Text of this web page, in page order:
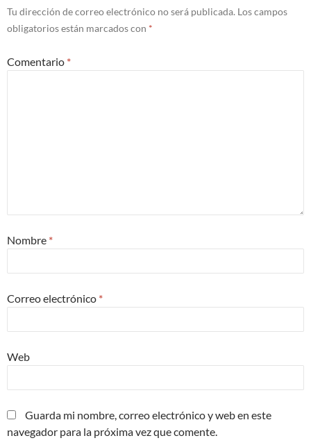
Tu dirección de correo electrónico no será publicada. Los campos
obligatorios están marcados con *
Comentario *
Nombre *
Correo electrónico *
Web
Guarda mi nombre, correo electrónico y web en este
navegador para la próxima vez que comente.